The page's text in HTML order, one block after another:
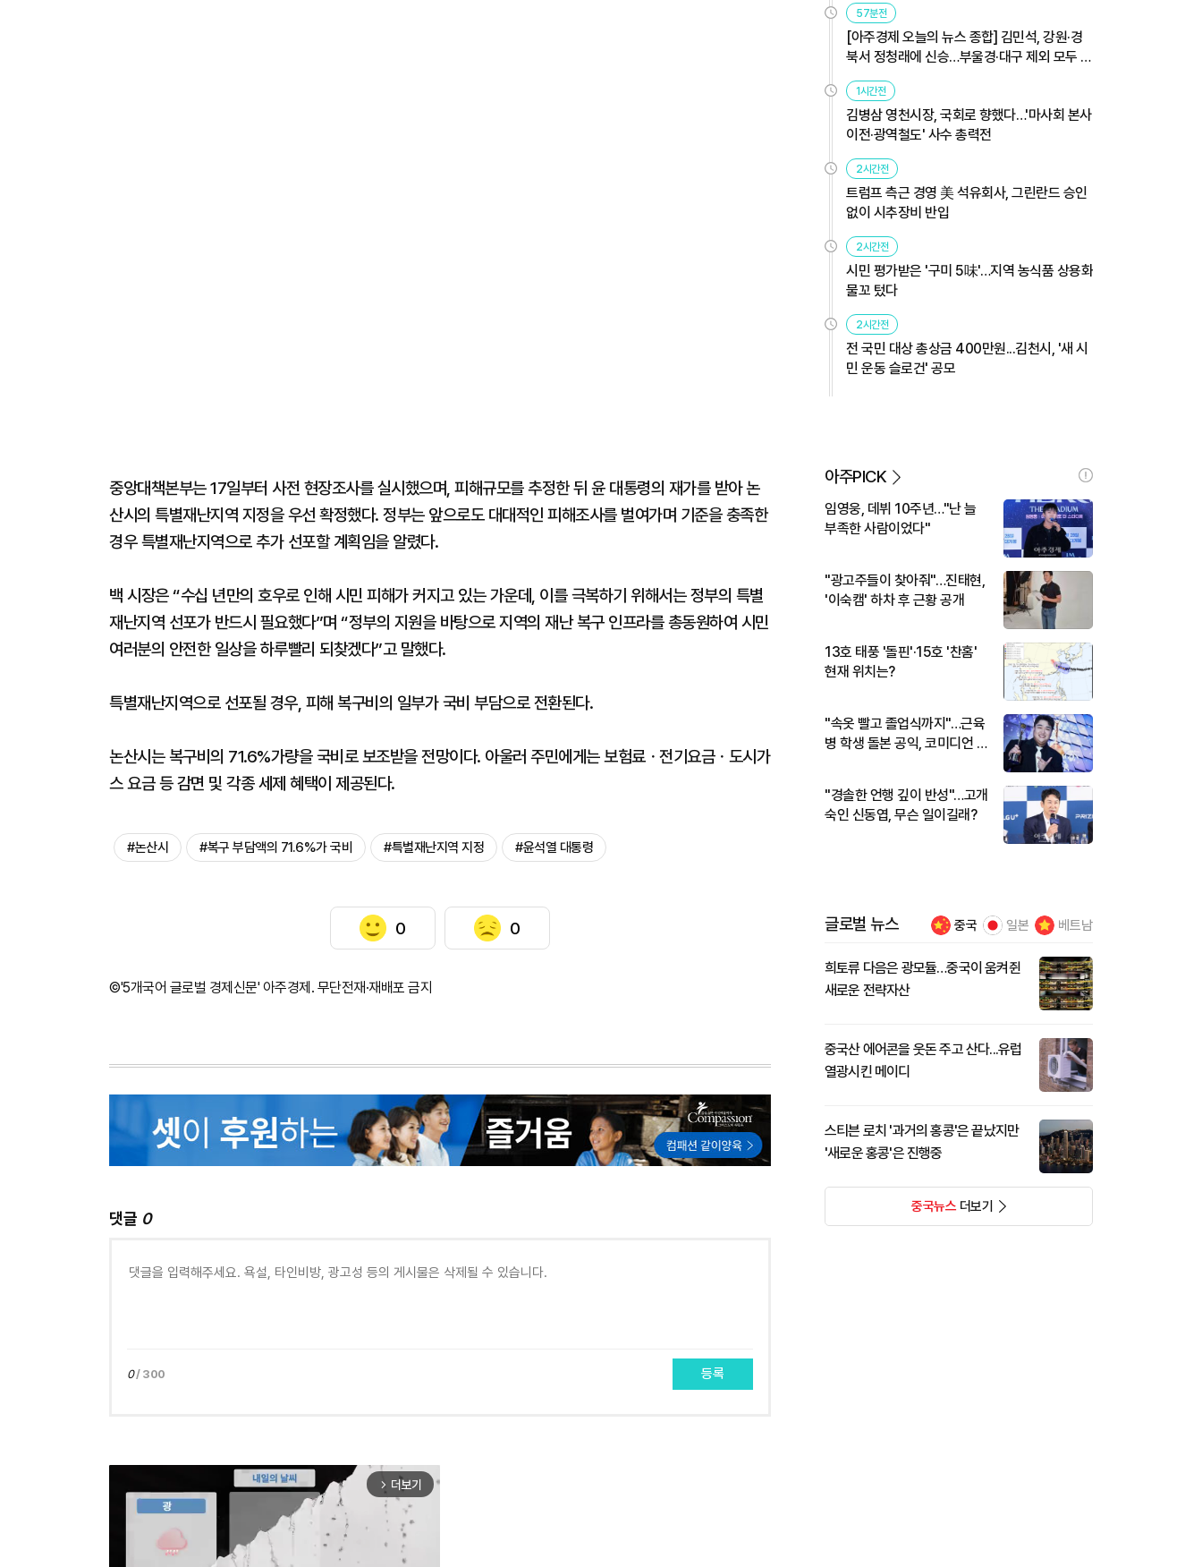
중앙대책본부는 17일부터 사전 현장조사를 실시했으며, 피해규모를 추정한 뒤 윤 대통령의 재가를 받아 논
산시의 특별재난지역 지정을 우선 확정했다. 정부는 앞으로도 대대적인 피해조사를 벌여가며 기준을 충족한
경우 특별재난지역으로 추가 선포할 계획임을 알렸다.
백 시장은 “수십 년만의 호우로 인해 시민 피해가 커지고 있는 가운데, 이를 극복하기 위해서는 정부의 특별
재난지역 선포가 반드시 필요했다”며 “정부의 지원을 바탕으로 지역의 재난 복구 인프라를 총동원하여 시민
여러분의 안전한 일상을 하루빨리 되찾겠다”고 말했다.
특별재난지역으로 선포될 경우, 피해 복구비의 일부가 국비 부담으로 전환된다.
논산시는 복구비의 71.6%가량을 국비로 보조받을 전망이다. 아울러 주민에게는 보험료ㆍ전기요금ㆍ도시가
스 요금 등 감면 및 각종 세제 혜택이 제공된다.
#논산시 #복구 부담액의 71.6%가 국비 #특별재난지역 지정 #윤석열 대통령
0 0
©'5개국어 글로벌 경제신문' 아주경제. 무단전재·재배포 금지
댓글 0
0/ 300 등록
arrow_forward_ios 더보기
57분전
[아주경제 오늘의 뉴스 종합] 김민석, 강원·경
북서 정청래에 신승…부울경·대구 제외 모두 웃
었다 外
1시간전
김병삼 영천시장, 국회로 향했다…'마사회 본사
이전·광역철도' 사수 총력전
2시간전
트럼프 측근 경영 美 석유회사, 그린란드 승인
없이 시추장비 반입
2시간전
시민 평가받은 '구미 5味'…지역 농식품 상용화
물꼬 텄다
2시간전
전 국민 대상 총상금 400만원...김천시, '새 시
민 운동 슬로건' 공모
아주PICK
임영웅, 데뷔 10주년…"난 늘
부족한 사람이었다"
"광고주들이 찾아줘"…진태현,
'이숙캠' 하차 후 근황 공개
13호 태풍 '돌핀'·15호 '찬홈'
현재 위치는?
"속옷 빨고 졸업식까지"…근육
병 학생 돌본 공익, 코미디언 김
"경솔한 언행 깊이 반성"…고개
숙인 신동엽, 무슨 일이길래?
글로벌 뉴스 중국 일본 베트남
희토류 다음은 광모듈…중국이 움켜쥔
새로운 전략자산
중국산 에어콘을 웃돈 주고 산다...유럽
열광시킨 메이디
스티븐 로치 '과거의 홍콩'은 끝났지만
'새로운 홍콩'은 진행중
중국뉴스더보기